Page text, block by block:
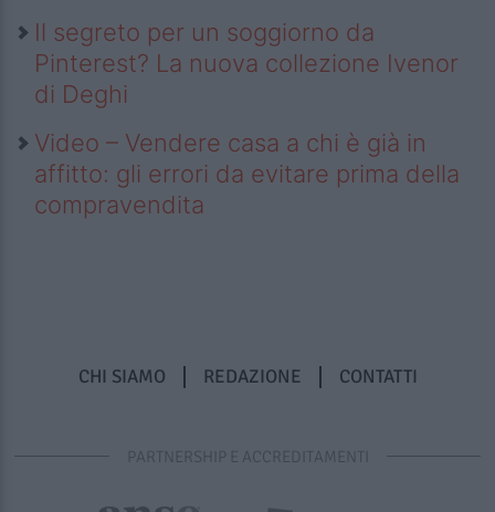
Il segreto per un soggiorno da
Pinterest? La nuova collezione Ivenor
di Deghi
Video – Vendere casa a chi è già in
affitto: gli errori da evitare prima della
compravendita
CHI SIAMO REDAZIONE CONTATTI
PARTNERSHIP E ACCREDITAMENTI